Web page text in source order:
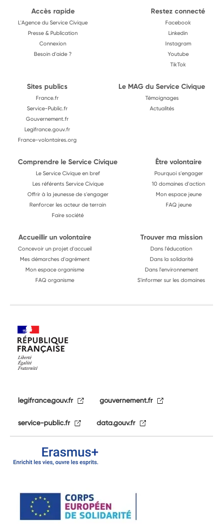
Accès rapide
L'Agence du Service Civique
Presse & Publication
Connexion
Besoin d'aide ?
Restez connecté
Facebook
Linkedin
Instagram
Youtube
TikTok
Sites publics
France.fr
Service-Public.fr
Gouvernement.fr
Legifrance.gouv.fr
France-volontaires.org
Le MAG du Service Civique
Témoignages
Actualités
Comprendre le Service Civique
Le Service Civique en bref
Les référents Service Civique
Offrir à la jeunesse de s'engager
Renforcer les acteur de terrain
Faire société
Être volontaire
Pourquoi s'engager
10 domaines d'action
Mon espace jeune
FAQ jeune
Accueillir un volontaire
Concevoir un projet d'accueil
Mes démarches d'agrément
Mon espace organisme
FAQ organisme
Trouver ma mission
Dans l'éducation
Dans la solidarité
Dans l'environnement
S'informer sur les domaines
legifrance.gouv.fr gouvernement.fr
service-public.fr data.gouv.fr